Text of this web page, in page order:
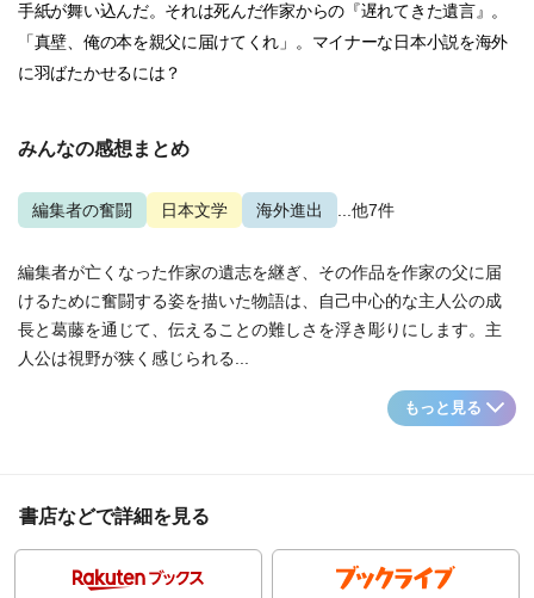
手紙が舞い込んだ。それは死んだ作家からの『遅れてきた遺言』。
「真壁、俺の本を親父に届けてくれ」。マイナーな日本小説を海外
に羽ばたかせるには？
みんなの感想まとめ
編集者の奮闘 日本文学 海外進出 ...他7件
編集者が亡くなった作家の遺志を継ぎ、その作品を作家の父に届
けるために奮闘する姿を描いた物語は、自己中心的な主人公の成
長と葛藤を通じて、伝えることの難しさを浮き彫りにします。主
人公は視野が狭く感じられる...
もっと見る
書店などで詳細を見る